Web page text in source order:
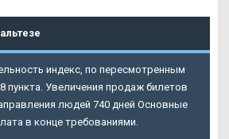
индекс, по пересмотренным
пункта. Увеличения продаж билетов
людей 740 дней Основные
в конце требованиями.